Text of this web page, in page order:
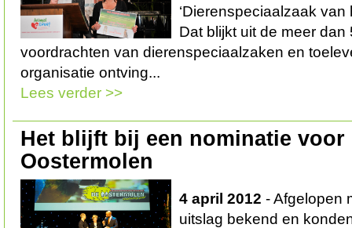
‘Dierenspeciaalzaak van
Dat blijkt uit de meer
voordrachten van dierenspeciaalzaken en
organisatie ontving...
Lees verder >>
Het blijft bij een nominatie voor
Oostermolen
4 april 2012 - Afgelopen
uitslag bekend en